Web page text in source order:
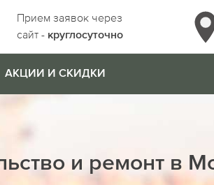
Прием заявок через
сайт - круглосуточно
АКЦИИ И СКИДКИ
и ремонт в